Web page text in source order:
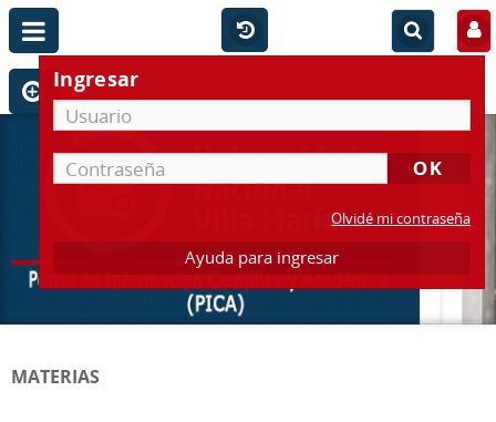
Ingresar
Olvidé mi contraseña
Ayuda para ingresar
MATERIAS